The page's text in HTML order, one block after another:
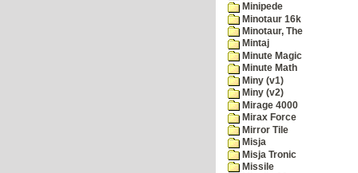
Minipede
Minotaur 16k
Minotaur, The
Mintaj
Minute Magic
Minute Math
Miny (v1)
Miny (v2)
Mirage 4000
Mirax Force
Mirror Tile
Misja
Misja Tronic
Missile